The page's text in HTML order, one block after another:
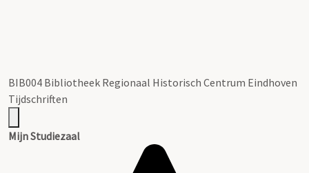
BIB004 Bibliotheek Regionaal Historisch Centrum Eindhoven
Tijdschriften
Mijn Studiezaal